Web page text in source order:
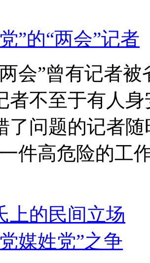
”的“两会”记者
会”曾有记者
者不至于有人
了问题的记者
件高危险的工
上的民间立场
媒姓党”之争